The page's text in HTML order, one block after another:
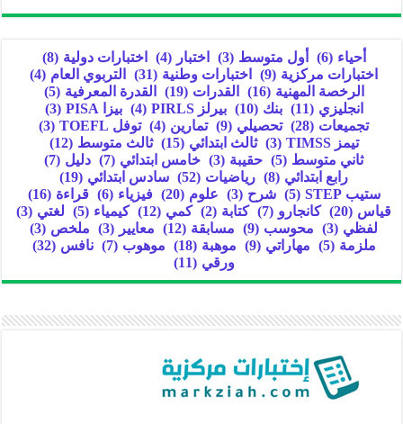
أحياء (6) أول متوسط (3) اختبار (4) اختبارات دولية (8)
اختبارات مركزية (9) اختبارات وطنية (31) التربوي العام (4)
الرخصة المهنية (16) القدرات (19) القدرة المعرفية (5)
انجليزي (11) بنك (10) بيرلز PIRLS (4) بيزا PISA
(3)
تجميعات (28) تحصيلي (9) تمارين (4) توفل TOEFL
(3)
تيمز TIMSS
(3) ثالث ابتدائي (15) ثالث متوسط (12)
ثاني متوسط (5) حقيبة (3) خامس ابتدائي (7) دليل (7)
رابع ابتدائي (8) رياضيات (52) سادس ابتدائي (19)
ستيب STEP
(5) شرح (3) علوم (20) فيزياء (6) قراءة (16)
قياس (20) كانجارو (7) كتابة (2) كمي (12) كيمياء (5) لغتي (3)
لفظي (3) محوسب (9) مسابقة (12) معايير (3) ملخص (3)
ملزمة (5) مهاراتي (9) موهبة (18) موهوب (7) نافس (32)
ورقي (11)